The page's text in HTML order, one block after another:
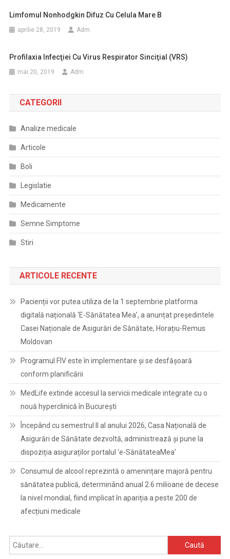
Limfomul Nonhodgkin Difuz Cu Celula Mare B
aprilie 28, 2019 Adm
Profilaxia Infecţiei Cu Virus Respirator Sinciţial (VRS)
mai 20, 2019 Adm
CATEGORII
Analize medicale
Articole
Boli
Legislatie
Medicamente
Semne Simptome
Stiri
ARTICOLE RECENTE
Pacienții vor putea utiliza de la 1 septembrie platforma
digitală națională ‘E-Sănătatea Mea’, a anunțat președintele
Casei Naționale de Asigurări de Sănătate, Horațiu-Remus
Moldovan
Programul FIV este în implementare și se desfășoară
conform planificării
MedLife extinde accesul la servicii medicale integrate cu o
nouă hyperclinică în București
Începând cu semestrul II al anului 2026, Casa Națională de
Asigurări de Sănătate dezvoltă, administrează și pune la
dispoziția asiguraților portalul ‘e-SănătateaMea’
Consumul de alcool reprezintă o amenințare majoră pentru
sănătatea publică, determinând anual 2.6 milioane de decese
la nivel mondial, fiind implicat în apariția a peste 200 de
afecțiuni medicale
Caută
după: